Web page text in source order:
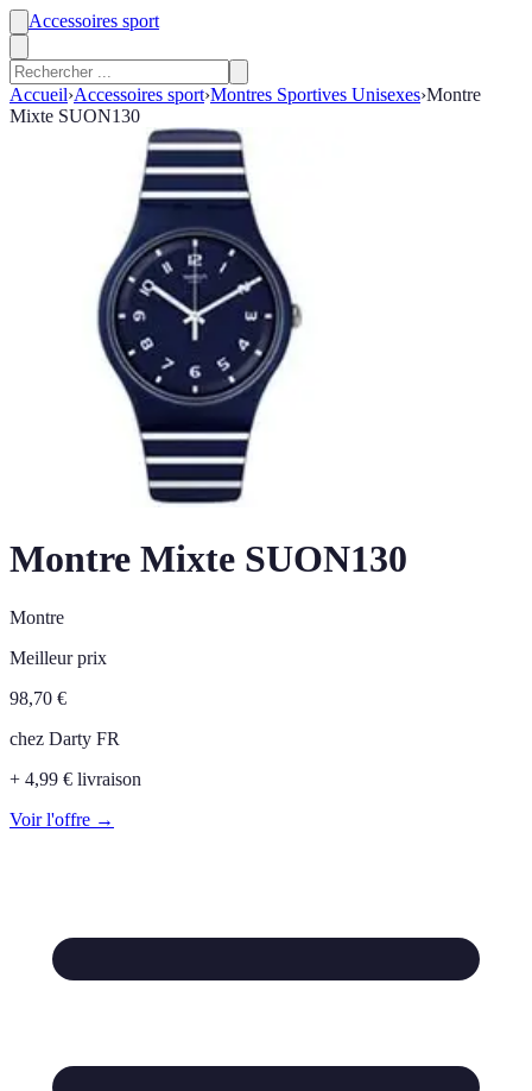
Accessoires sport
Accueil›Accessoires sport›Montres Sportives Unisexes›Montre
Mixte SUON130
Montre Mixte SUON130
Montre
Meilleur prix
98,70 €
chez Darty FR
+ 4,99 € livraison
Voir l'offre →